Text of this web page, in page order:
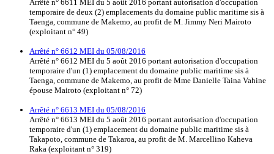
Arrêté n° 6611 MEI du 5 août 2016 portant autorisation d'occupation
temporaire de deux (2) emplacements du domaine public maritime sis à
Taenga, commune de Makemo, au profit de M. Jimmy Neri Mairoto
(exploitant n° 49)
Arrêté n° 6612 MEI du 05/08/2016
Arrêté n° 6612 MEI du 5 août 2016 portant autorisation d'occupation
temporaire d'un (1) emplacement du domaine public maritime sis à
Taenga, commune de Makemo, au profit de Mme Danielle Taina Vahine
épouse Mairoto (exploitant n° 72)
Arrêté n° 6613 MEI du 05/08/2016
Arrêté n° 6613 MEI du 5 août 2016 portant autorisation d'occupation
temporaire d'un (1) emplacement du domaine public maritime sis à
Takapoto, commune de Takaroa, au profit de M. Marcellino Kaheva
Raka (exploitant n° 319)